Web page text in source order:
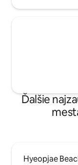
horák, strešný stôl
Ďalšie
Hyeopjae